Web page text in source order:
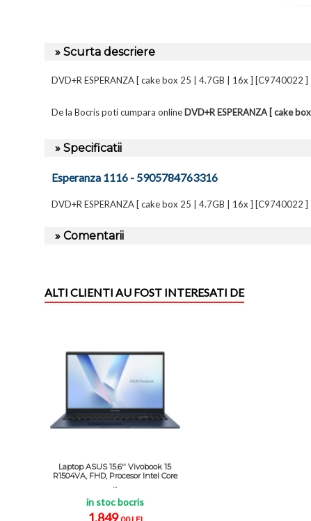
» Scurta descriere
DVD+R ESPERANZA [ cake box 25 | 4.7GB | 16x ] [C9740022 ]
De la Bocris poti cumpara online DVD+R ESPERANZA [ cake
» Specificatii
Esperanza 1116 - 5905784763316
DVD+R ESPERANZA [ cake box 25 | 4.7GB | 16x ] [C9740022 ]
» Comentarii
ALTI CLIENTI AU FOST INTERESATI DE
Laptop ASUS 15.6'' Vivobook 15
R1504VA, FHD, Procesor Intel Core
...
in stoc bocris
1.849